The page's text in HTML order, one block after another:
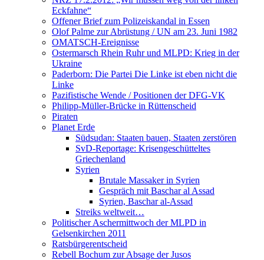
Eckfahne“
Offener Brief zum Polizeiskandal in Essen
Olof Palme zur Abrüstung / UN am 23. Juni 1982
OMATSCH-Ereignisse
Ostermarsch Rhein Ruhr und MLPD: Krieg in der
Ukraine
Paderborn: Die Partei Die Linke ist eben nicht die
Linke
Pazifistische Wende / Positionen der DFG-VK
Philipp-Müller-Brücke in Rüttenscheid
Piraten
Planet Erde
Südsudan: Staaten bauen, Staaten zerstören
SvD-Reportage: Krisengeschütteltes
Griechenland
Syrien
Brutale Massaker in Syrien
Gespräch mit Baschar al Assad
Syrien, Baschar al-Assad
Streiks weltweit…
Politischer Aschermittwoch der MLPD in
Gelsenkirchen 2011
Ratsbürgerentscheid
Rebell Bochum zur Absage der Jusos